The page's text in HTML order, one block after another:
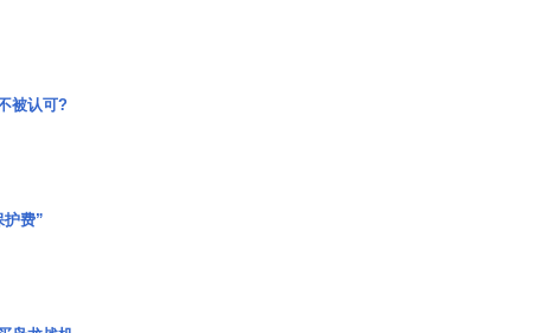
被认可?
护费”